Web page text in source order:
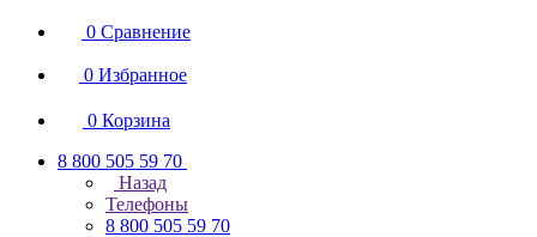
0 Сравнение
0 Избранное
0 Корзина
8 800 505 59 70
Назад
Телефоны
8 800 505 59 70